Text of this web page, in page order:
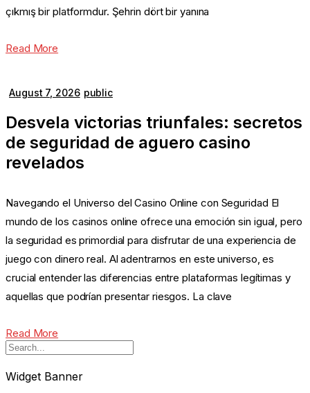
çıkmış bir platformdur. Şehrin dört bir yanına
Read More
August 7, 2026 public
Desvela victorias triunfales: secretos
de seguridad de aguero casino
revelados
Navegando el Universo del Casino Online con Seguridad El
mundo de los casinos online ofrece una emoción sin igual, pero
la seguridad es primordial para disfrutar de una experiencia de
juego con dinero real. Al adentrarnos en este universo, es
crucial entender las diferencias entre plataformas legítimas y
aquellas que podrían presentar riesgos. La clave
Read More
Widget Banner